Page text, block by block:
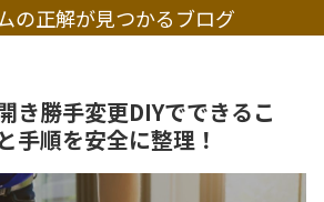
の正解が見つかるブログ
き勝手変更DIYでできるこ
手順を安全に整理！